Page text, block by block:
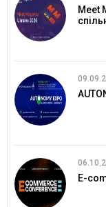
Meet
E-